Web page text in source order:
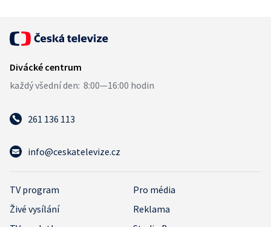
261 136 113
info@ceskatelevize.cz
TV program
Pro média
Živé vysílání
Reklama